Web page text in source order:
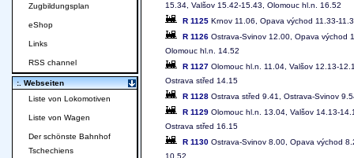
15.34, Valšov 15.42-15.43, Olomouc hl.n. 16.52
R 1125 Krnov 11.06, Opava východ 11.33-
R 1126 Ostrava-Svinov 12.00, Opava východ
Olomouc hl.n. 14.52
R 1127 Olomouc hl.n. 11.04, Valšov 12.13-
Ostrava střed 14.15
R 1128 Ostrava střed 9.41, Ostrava-Svinov
R 1129 Olomouc hl.n. 13.04, Valšov 14.13-
Ostrava střed 16.15
R 1130 Ostrava-Svinov 8.00, Opava východ
10.52
Zugbildungsplan
eShop
Links
RSS channel
:. Webseiten
Liste von Lokomotiven
Liste von Wagen
Der schönste Bahnhof
Tschechiens